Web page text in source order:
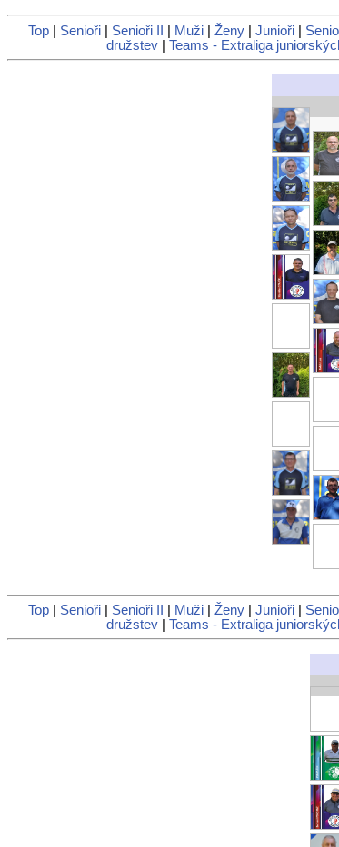
Top | Senioři | Senioři II | Muži | Ženy | Junioři |
družstev| Teams - Extraliga
Top Senioři Senioři II Muži Ženy Junioři
družstev| Teams - Extraliga